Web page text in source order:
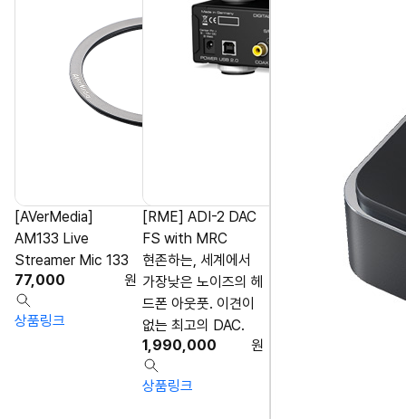
[AVerMedia]
AM133 Live
Streamer Mic 133
77,000
원
상품링크
[RME] ADI-2 DAC
FS with MRC
현존하는, 세계에서
가장낮은 노이즈의 헤
드폰 아웃풋. 이견이
없는 최고의 DAC.
1,990,000
원
상품링크